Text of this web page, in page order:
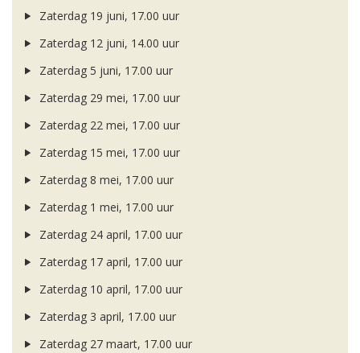
Zaterdag 19 juni, 17.00 uur
Zaterdag 12 juni, 14.00 uur
Zaterdag 5 juni, 17.00 uur
Zaterdag 29 mei, 17.00 uur
Zaterdag 22 mei, 17.00 uur
Zaterdag 15 mei, 17.00 uur
Zaterdag 8 mei, 17.00 uur
Zaterdag 1 mei, 17.00 uur
Zaterdag 24 april, 17.00 uur
Zaterdag 17 april, 17.00 uur
Zaterdag 10 april, 17.00 uur
Zaterdag 3 april, 17.00 uur
Zaterdag 27 maart, 17.00 uur